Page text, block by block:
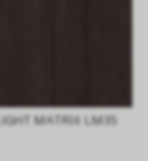
LIGHT MATRIX LM35